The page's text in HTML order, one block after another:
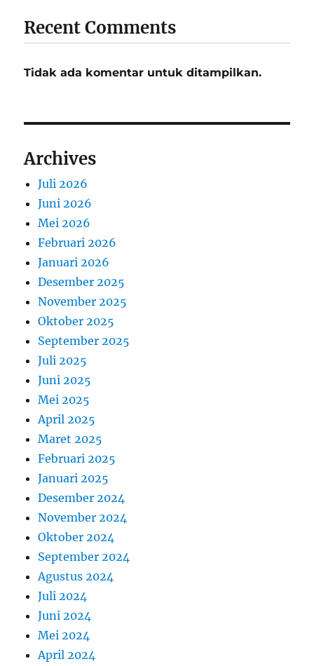
Recent Comments
Tidak ada komentar untuk ditampilkan.
Archives
Juli 2026
Juni 2026
Mei 2026
Februari 2026
Januari 2026
Desember 2025
November 2025
Oktober 2025
September 2025
Juli 2025
Juni 2025
Mei 2025
April 2025
Maret 2025
Februari 2025
Januari 2025
Desember 2024
November 2024
Oktober 2024
September 2024
Agustus 2024
Juli 2024
Juni 2024
Mei 2024
April 2024